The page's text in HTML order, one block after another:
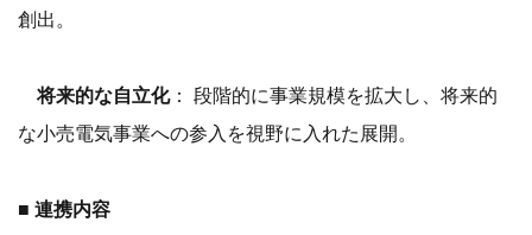
創出。
将来的な自立化： 段階的に事業規模を拡大し、将来的
な小売電気事業への参入を視野に入れた展開。
■ 連携内容